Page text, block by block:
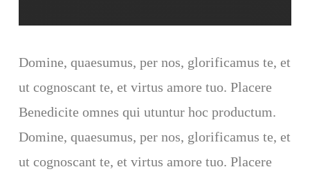
Domine, quaesumus, per nos, glorificamus te, et
ut cognoscant te, et virtus amore tuo. Placere
Benedicite omnes qui utuntur hoc productum.
Domine, quaesumus, per nos, glorificamus te, et
ut cognoscant te, et virtus amore tuo. Placere